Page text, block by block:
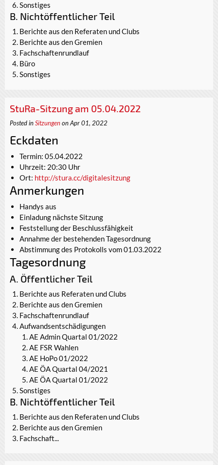
Sonstiges
B. Nichtöffentlicher Teil
Berichte aus den Referaten und Clubs
Berichte aus den Gremien
Fachschaftenrundlauf
Büro
Sonstiges
StuRa-Sitzung am 05.04.2022
Posted inSitzungenon Apr 01, 2022
Eckdaten
Termin: 05.04.2022
Uhrzeit: 20:30 Uhr
Ort: http://stura.cc/digitalesitzung
Anmerkungen
Handys aus
Einladung nächste Sitzung
Feststellung der Beschlussfähigkeit
Annahme der bestehenden Tagesordnung
Abstimmung des Protokolls vom 01.03.2022
Tagesordnung
A. Öffentlicher Teil
Berichte aus Referaten und Clubs
Berichte aus den Gremien
Fachschaftenrundlauf
Aufwandsentschädigungen
AE Admin Quartal 01/2022
AE FSR Wahlen
AE HoPo 01/2022
AE ÖA Quartal 04/2021
AE ÖA Quartal 01/2022
Sonstiges
B. Nichtöffentlicher Teil
Berichte aus den Referaten und Clubs
Berichte aus den Gremien
Fachschaft...